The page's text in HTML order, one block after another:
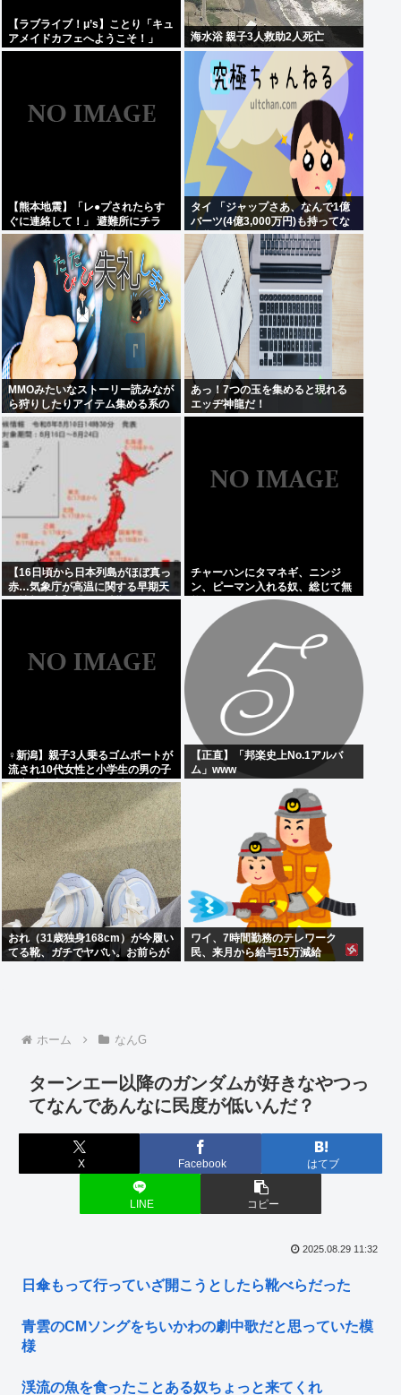
【ラブライブ！μ’s】ことり「キュ
アメイドカフェへようこそ！」
海水浴 親子3人救助2人死亡
【熊本地震】「レ●プされたらす
ぐに連絡して！」 避難所にチラ
シ。 無料で緊急避妊薬を届けるシ
ステムを実現へ
タイ 「ジャップさあ、なんで1億
バーツ(4億3,000万円)も持ってな
い貧乏人からも相続税を巻き上げ
てるんだい？」
MMOみたいなストーリー読みなが
ら狩りしたりアイテム集める系の
ゲームがやりたい
あっ！7つの玉を集めると現れる
エッヂ神龍だ！
【16日頃から日本列島がほぼ真っ
赤…気象庁が高温に関する早期天
候情報発表】「この時期としては
チャーハンにタマネギ、ニンジ
ン、ピーマン入れる奴、総じて無
‍♀新潟】親子3人乗るゴムボートが
流され10代女性と小学生の男の子
の心肺停止。父親？は助かる【日
本海】
【正直】「邦楽史上No.1アルバ
ム」www
おれ（31歳独身168cm）が今履い
てる靴、ガチでヤバい。お前らが
ワイ、7時間勤務のテレワーク
民、来月から給与15万減給
ホーム なんG
ターンエー以降のガンダムが好きなやつっ
てなんであんなに民度が低いんだ？
X Facebook はてブ
LINE コピー
2025.08.29 11:32
日傘もって行っていざ開こうとしたら靴べらだった
青雲のCMソングをちいかわの劇中歌だと思っていた模
様
渓流の魚を食ったことある奴ちょっと来てくれ